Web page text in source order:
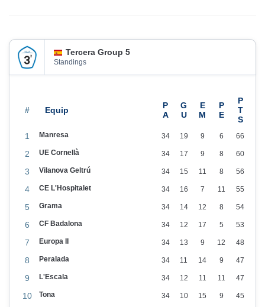
n
0
2
Tercera Group 5
Standings
#
1 Manresa 34 19 9 6 66
2 UE Cornellà 34 17 9 8 60
3 Vilanova Geltrú 34 15 11 8 56
4 CE L'Hospitalet 34 16 7 11 55
5 Grama 34 14 12 8 54
6 CF Badalona 34 12 17 5 53
7 Europa II 34 13 9 12 48
8 Peralada 34 11 14 9 47
9 L'Escala 34 12 11 11 47
10 Tona 34 10 15 9 45